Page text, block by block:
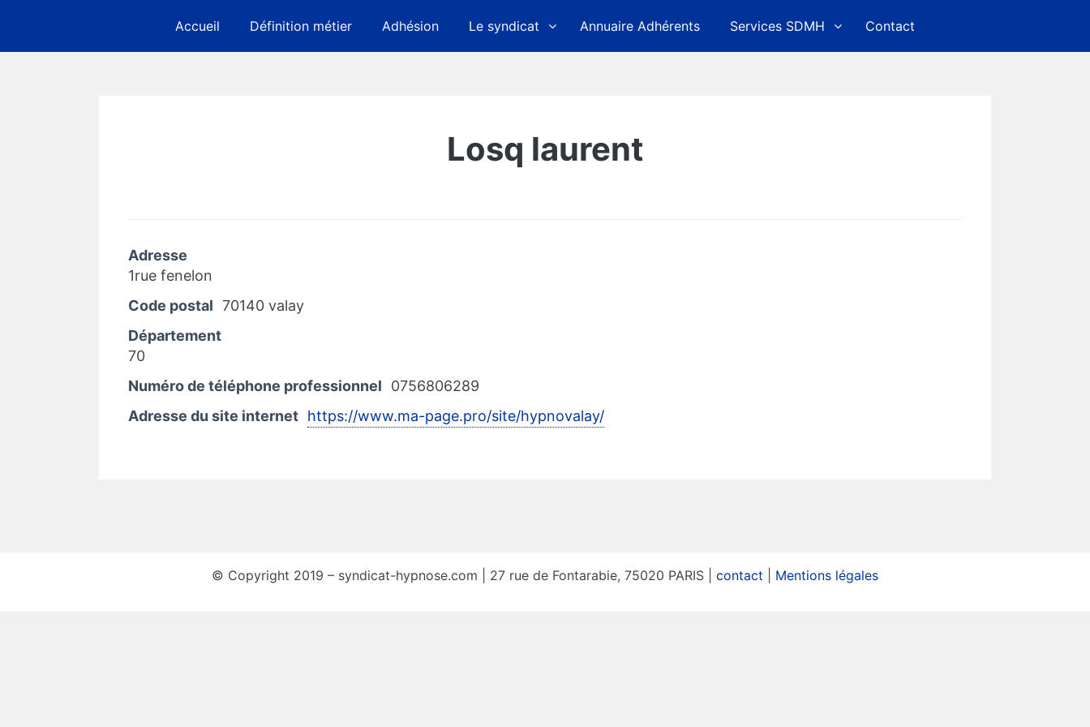
content
Accueil Définition métier Adhésion Le syndicat Annuaire Adhérents Services SDMH Contact
Losq laurent
Adresse
1rue fenelon
Code postal 70140 valay
Département
70
Numéro de téléphone professionnel
0756806289
Adresse du site internet https://www.ma-page.pro/site/hypnovalay/
© Copyright 2019 – syndicat-hypnose.com | 27 rue de Fontarabie, 75020 PARIS | contact Mentions légales